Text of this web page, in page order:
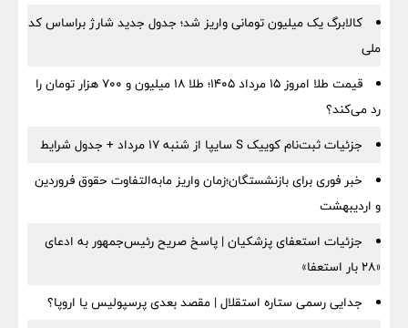
کالابرگ یک میلیون تومانی واریز شد؛ جدول جدید شارژ براساس کد
ملی
قیمت طلا امروز ۱۵ مرداد ۱۴۰۵؛ طلا ۱۸ میلیون و ۷۰۰ هزار تومان را
رد می‌کند؟
جزئیات ثبت‌نام کوییک S سایپا از شنبه ۱۷ مرداد + جدول شرایط
خبر فوری برای بازنشستگان؛زمان واریز مابه‌التفاوت حقوق فروردین
و اردیبهشت
جزئیات استعفای پزشکیان | پاسخ صریح رئیس‌جمهور به ادعای
«۲۸ بار استعفا»
جدایی رسمی ستاره استقلال | مقصد بعدی پرسپولیس یا اروپا؟